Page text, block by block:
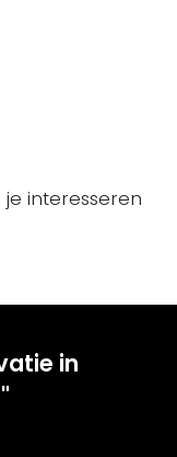
interesseren
in